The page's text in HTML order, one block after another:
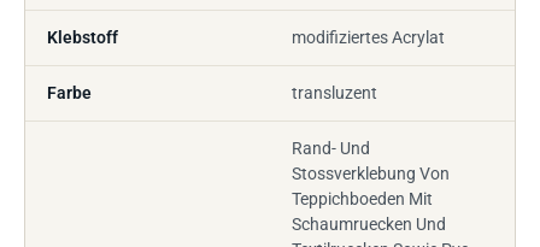
Klebstoff modifiziertes Acrylat
Farbe transluzent
Rand- Und
Stossverklebung Von
Teppichboeden Mit
Schaumruecken Und